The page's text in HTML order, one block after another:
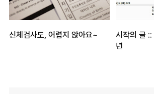
신체검사도, 어렵지 않아요~
시작의 글
년